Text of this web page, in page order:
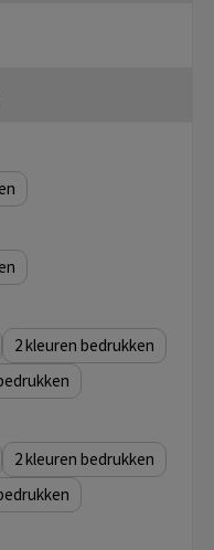
2
2